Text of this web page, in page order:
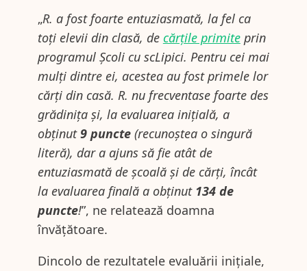
„R. a fost foarte entuziasmată, la fel ca
toți elevii din clasă, de cărțile primiteprin
programul Școli cu scLipici. Pentru cei mai
mulți dintre ei, acestea au fost primele lor
cărți din casă. R. nu frecventase foarte des
grădinița și, la evaluarea inițială, a
obținut9 puncte(recunoștea o singură
literă), dar a ajuns să fie atât de
entuziasmată de școală și de cărți, încât
la evaluarea finală a obținut 134 de
puncte!”, ne relatează doamna
învățătoare.
Dincolo de rezultatele evaluării inițiale,